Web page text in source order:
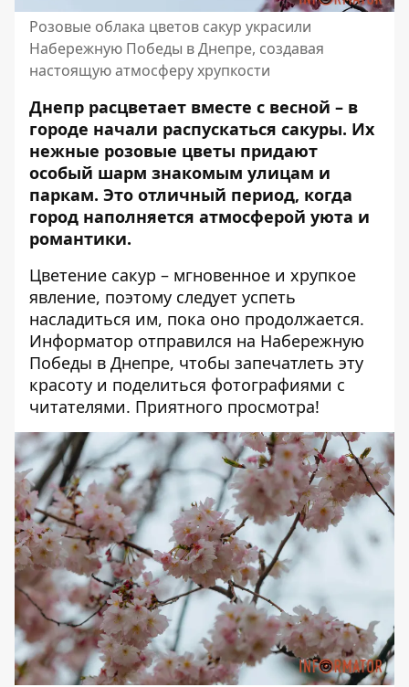
Розовые облака цветов сакур украсили
Набережную Победы в Днепре, создавая
настоящую атмосферу хрупкости
Днепр расцветает вместе с весной – в
городе начали распускаться сакуры. Их
нежные розовые цветы придают
особый шарм знакомым улицам и
паркам. Это отличный период, когда
город наполняется атмосферой уюта и
романтики.
Цветение сакур – мгновенное и хрупкое
явление, поэтому следует успеть
насладиться им, пока оно продолжается.
Информатор отправился на Набережную
Победы в Днепре, чтобы запечатлеть эту
красоту и поделиться фотографиями с
читателями. Приятного просмотра!